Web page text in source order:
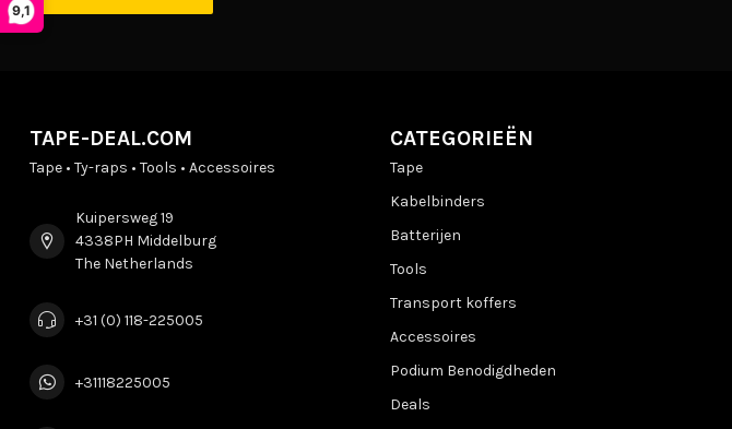
9,1
TAPE-DEAL.COM
Tape • Ty-raps • Tools • Accessoires
Kuipersweg 19
4338PH Middelburg
The Netherlands
+31 (0) 118-225005
+31118225005
CATEGORIEËN
Tape
Kabelbinders
Batterijen
Tools
Transport koffers
Accessoires
Podium Benodigdheden
Deals